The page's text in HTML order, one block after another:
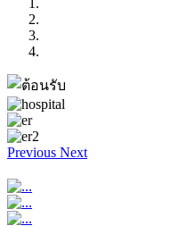
Previous Next